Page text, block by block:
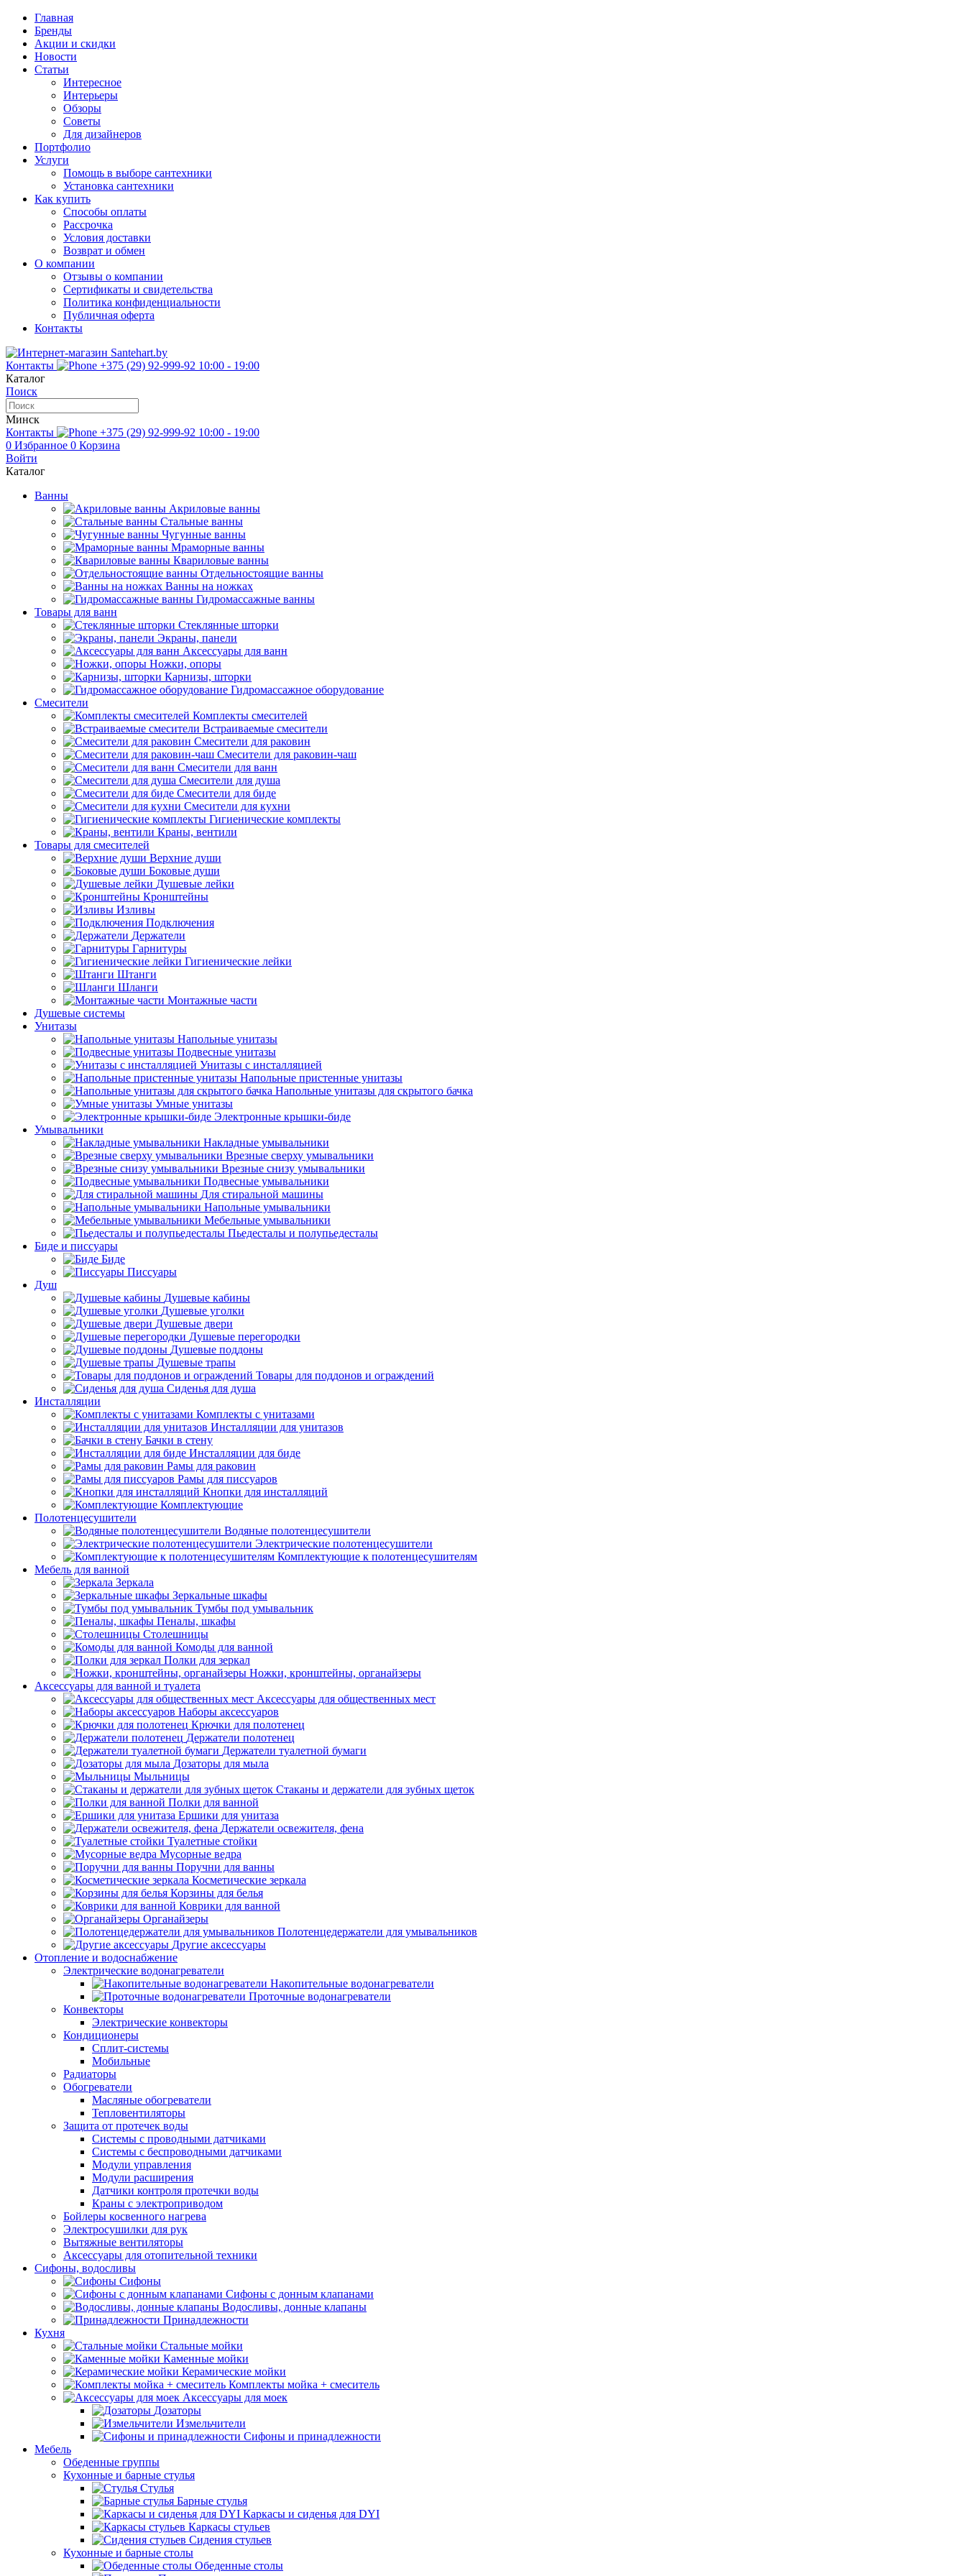
Главная
Бренды
Акции и скидки
Новости
Статьи
Интересное
Интерьеры
Обзоры
Советы
Для дизайнеров
Портфолио
Услуги
Помощь в выборе сантехники
Установка сантехники
Как купить
Способы оплаты
Рассрочка
Условия доставки
Возврат и обмен
О компании
Отзывы о компании
Сертификаты и свидетельства
Политика конфиденциальности
Публичная оферта
Контакты
Контакты +375 (29) 92-999-92 10:00 - 19:00
Каталог
Поиск
Минск
Контакты
+375 (29) 92-999-92 10:00 - 19:00
0 Избранное 0 Корзина
Войти
Каталог
Ванны
Акриловые ванны
Стальные ванны
Чугунные ванны
Мраморные ванны
Квариловые ванны
Отдельностоящие ванны
Ванны на ножках
Гидромассажные ванны
Товары для ванн
Стеклянные шторки
Экраны, панели
Аксессуары для ванн
Ножки, опоры
Карнизы, шторки
Гидромассажное оборудование
Смесители
Комплекты смесителей
Встраиваемые смесители
Смесители для раковин
Смесители для раковин-чаш
Смесители для ванн
Смесители для душа
Смесители для биде
Смесители для кухни
Гигиенические комплекты
Краны, вентили
Товары для смесителей
Верхние души
Боковые души
Душевые лейки
Кронштейны
Изливы
Подключения
Держатели
Гарнитуры
Гигиенические лейки
Штанги
Шланги
Монтажные части
Душевые системы
Унитазы
Напольные унитазы
Подвесные унитазы
Унитазы с инсталляцией
Напольные пристенные унитазы
Напольные унитазы для скрытого бачка
Умные унитазы
Электронные крышки-биде
Умывальники
Накладные умывальники
Врезные сверху умывальники
Врезные снизу умывальники
Подвесные умывальники
Для стиральной машины
Напольные умывальники
Мебельные умывальники
Пьедесталы и полупьедесталы
Биде и писсуары
Биде
Писсуары
Душ
Душевые кабины
Душевые уголки
Душевые двери
Душевые перегородки
Душевые поддоны
Душевые трапы
Товары для поддонов и ограждений
Сиденья для душа
Инсталляции
Комплекты с унитазами
Инсталляции для унитазов
Бачки в стену
Инсталляции для биде
Рамы для раковин
Рамы для писсуаров
Кнопки для инсталляций
Комплектующие
Полотенцесушители
Водяные полотенцесушители
Электрические полотенцесушители
Комплектующие к полотенцесушителям
Мебель для ванной
Зеркала
Зеркальные шкафы
Тумбы под умывальник
Пеналы, шкафы
Столешницы
Комоды для ванной
Полки для зеркал
Ножки, кронштейны, органайзеры
Аксессуары для ванной и туалета
Аксессуары для общественных мест
Наборы аксессуаров
Крючки для полотенец
Держатели полотенец
Держатели туалетной бумаги
Дозаторы для мыла
Мыльницы
Стаканы и держатели для зубных щеток
Полки для ванной
Ершики для унитаза
Держатели освежителя, фена
Туалетные стойки
Мусорные ведра
Поручни для ванны
Косметические зеркала
Корзины для белья
Коврики для ванной
Органайзеры
Полотенцедержатели для умывальников
Другие аксессуары
Отопление и водоснабжение
Электрические водонагреватели
Накопительные водонагреватели
Проточные водонагреватели
Конвекторы
Электрические конвекторы
Кондиционеры
Сплит-системы
Мобильные
Радиаторы
Обогреватели
Масляные обогреватели
Тепловентиляторы
Защита от протечек воды
Системы с проводными датчиками
Системы с беспроводными датчиками
Модули управления
Модули расширения
Датчики контроля протечки воды
Краны с электроприводом
Бойлеры косвенного нагрева
Электросушилки для рук
Вытяжные вентиляторы
Аксессуары для отопительной техники
Сифоны, водосливы
Сифоны
Сифоны с донным клапанами
Водосливы, донные клапаны
Принадлежности
Кухня
Стальные мойки
Каменные мойки
Керамические мойки
Комплекты мойка + смеситель
Аксессуары для моек
Дозаторы
Измельчители
Сифоны и принадлежности
Мебель
Обеденные группы
Кухонные и барные стулья
Стулья
Барные стулья
Каркасы и сиденья для DYI
Каркасы стульев
Сидения стульев
Кухонные и барные столы
Обеденные столы